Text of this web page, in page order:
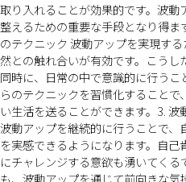
取り入れることが効果的です。波動
整えるための重要な手段となり得ま
のテクニック 波動アップを実現す
然との触れ合いが有効です。こうし
同時に、日常の中で意識的に行う
らのテクニックを習慣化すること
い生活を送ることができます。3.
波動アップを継続的に行うことで、
を実感できるようになります。自己
にチャレンジする意欲も湧いてく
も、波動アップを通じて前向きな